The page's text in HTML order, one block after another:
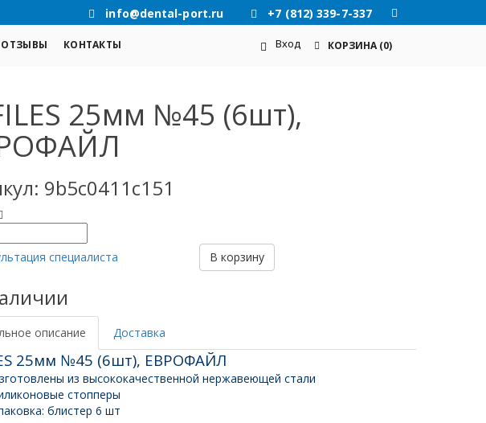
info@dental-port.ru +7 (812) 339-7-337
ОТЗЫВЫ КОНТАКТЫ Вход КОРЗИНА (0)
25мм №45 (6шт),
9b5c0411c151
специалиста В корзину
описание Доставка
25мм №45 (6шт), ЕВРОФАЙЛ
из высококачественной нержавеющей стали
стопперы
блистер 6 шт